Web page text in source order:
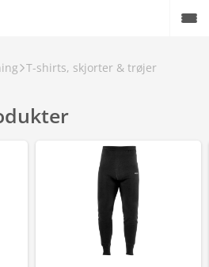
T-shirts, skjorter & trøjer